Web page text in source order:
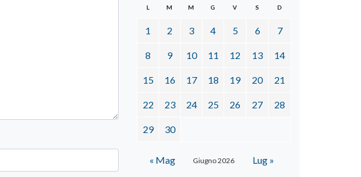
Giugno 2026
L M M G V S D
1 2 3 4 5 6 7
8 9 10 11 12 13 14
15 16 17 18 19 20 21
22 23 24 25 26 27 28
29 30
« Mag Lug »